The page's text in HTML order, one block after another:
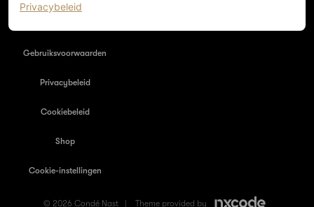
Gebruiksvoorwaarden
Privacybeleid
Cookiebeleid
Shop
Cookie-instellingen
© 2026 Condé Nast | Theme provided by
Privacybeleid